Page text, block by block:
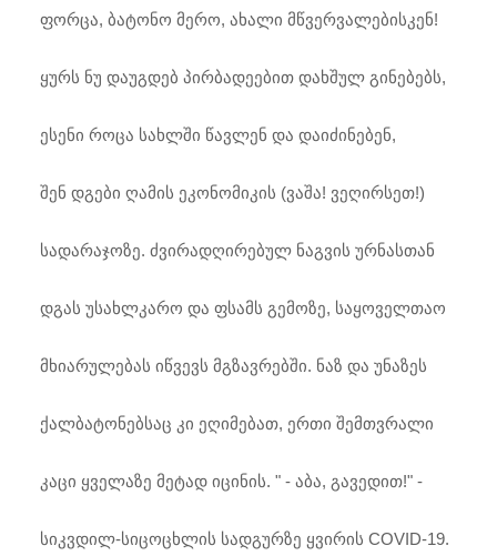
ფორცა, ბატონო მერო, ახალი მწვერვალებისკენ!
ყურს ნუ დაუგდებ პირბადეებით დახშულ გინებებს,
ესენი როცა სახლში წავლენ და დაიძინებენ,
შენ დგები ღამის ეკონომიკის (ვაშა! ვეღირსეთ!)
სადარაჯოზე. ძვირადღირებულ ნაგვის ურნასთან
დგას უსახლკარო და ფსამს გემოზე, საყოველთაო
მხიარულებას იწვევს მგზავრებში. ნაზ და უნაზეს
ქალბატონებსაც კი ეღიმებათ, ერთი შემთვრალი
კაცი ყველაზე მეტად იცინის. " - აბა, გავედით!" -
სიკვდილ-სიცოცხლის სადგურზე ყვირის COVID-19.